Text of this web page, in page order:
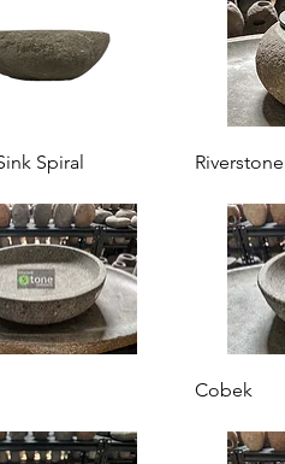
rapide
Spiral
Cobek